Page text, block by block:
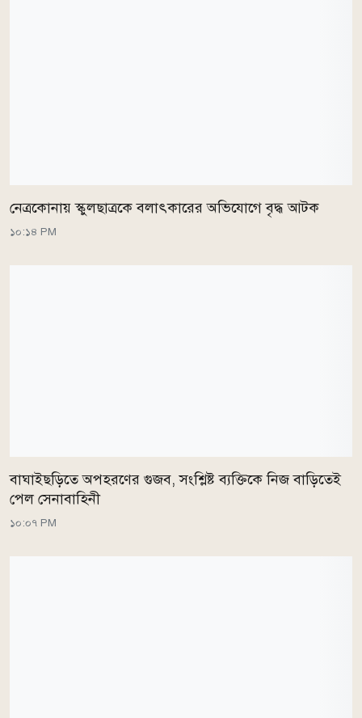
নেত্রকোনায় স্কুলছাত্রকে বলাৎকারের অভিযোগে বৃদ্ধ আটক
১০:১৪ PM
বাঘাইছড়িতে অপহরণের গুজব, সংশ্লিষ্ট ব্যক্তিকে নিজ বাড়িতেই
পেল সেনাবাহিনী
১০:০৭ PM